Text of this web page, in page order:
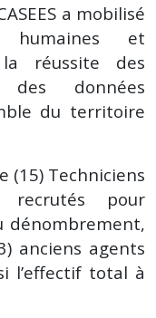
a mobilisé
humaines et
la réussite des
données
du territoire
(15) Techniciens
pour
dénombrement,
anciens agents
l’effectif total à